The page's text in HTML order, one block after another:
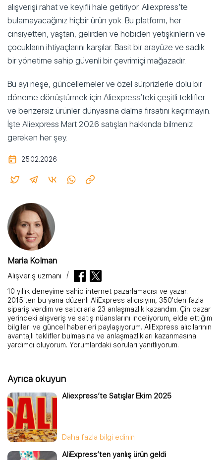
alışverişi rahat ve keyifli hale getiriyor. Aliexpress’te
bulamayacağınız hiçbir ürün yok. Bu platform, her
cinsiyetten, yaştan, gelirden ve hobiden yetişkinlerin ve
çocukların ihtiyaçlarını karşılar. Basit bir arayüze ve sadık
bir yönetime sahip güvenli bir çevrimiçi mağazadır.
Bu ayı neşe, güncellemeler ve özel sürprizlerle dolu bir
döneme dönüştürmek için Aliexpress’teki çeşitli teklifler
ve benzersiz ürünler dünyasına dalma fırsatını kaçırmayın.
İşte Aliexpress Mart 2026 satışları hakkında bilmeniz
gereken her şey.
25.02.2026
Maria Kolman
Alışveriş uzmanı
10 yıllık deneyime sahip internet pazarlamacısı ve yazar.
2015'ten bu yana düzenli AliExpress alıcısıyım, 350'den fazla
sipariş verdim ve satıcılarla 23 anlaşmazlık kazandım. Çin pazar
yerindeki alışveriş ve satış nüanslarını inceliyorum, elde ettiğim
bilgileri ve güncel haberleri paylaşıyorum. AliExpress alıcılarının
avantajlı teklifler bulmasına ve anlaşmazlıkları kazanmasına
yardımcı oluyorum. Yorumlardaki soruları yanıtlıyorum.
Ayrıca okuyun
Aliexpress’te Satışlar Ekim 2025
Daha fazla bilgi edinin
AliExpress’ten yanlış ürün geldi